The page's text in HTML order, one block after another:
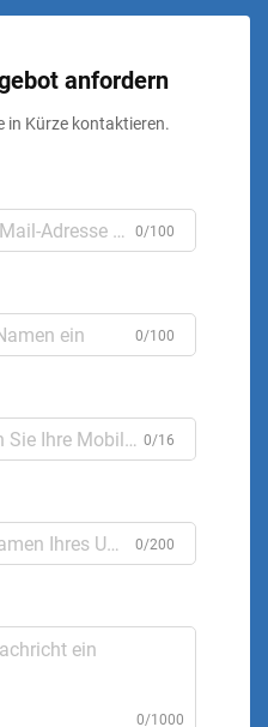
anfordern
in Kürze kontaktieren.
0/100
0/100
0/16
0/200
0/1000